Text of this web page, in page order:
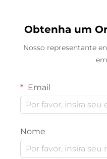
Obtenha um
Nosso representante
Email
Nome